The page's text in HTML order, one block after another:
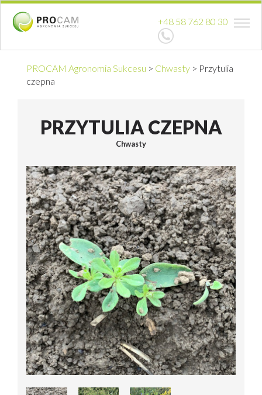
+48 58 762 80 30
PROCAM Agronomia Sukcesu > Chwasty > Przytulia
czepna
PRZYTULIA CZEPNA
Chwasty